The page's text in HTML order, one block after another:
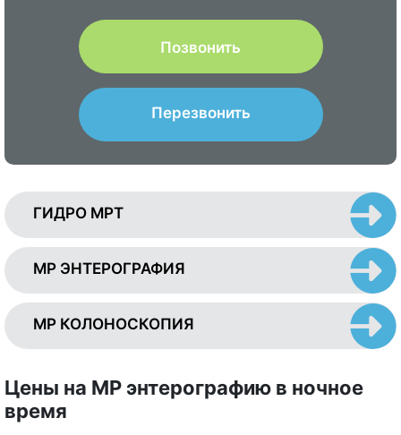
Позвонить
Перезвонить
ГИДРО МРТ
МР ЭНТЕРОГРАФИЯ
МР КОЛОНОСКОПИЯ
Цены на МР энтерографию в ночное
время